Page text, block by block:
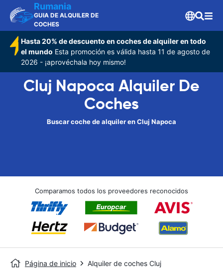
Rumania
GUIA DE ALQUILER DE
COCHES
Hasta 20% de descuento en coches de alquiler en todo
el mundo Esta promoción es válida hasta 11 de agosto de
2026 - ¡aprovéchala hoy mismo!
Cluj Napoca Alquiler De
Coches
Buscar coche de alquiler en Cluj Napoca
Comparamos todos los proveedores reconocidos
Página de inicio Alquiler de coches Cluj